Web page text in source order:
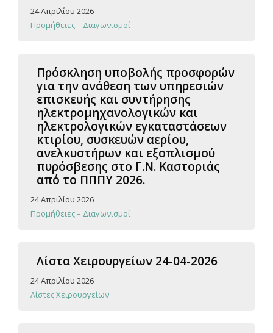
24 Απριλίου 2026
Προμήθειες – Διαγωνισμοί
Πρόσκληση υποβολής προσφορών
για την ανάθεση των υπηρεσιών
επισκευής και συντήρησης
ηλεκτρομηχανολογικών και
ηλεκτρολογικών εγκαταστάσεων
κτιρίου, συσκευών αερίου,
ανελκυστήρων και εξοπλισμού
πυρόσβεσης στο Γ.Ν. Καστοριάς
από το ΠΠΠΥ 2026.
24 Απριλίου 2026
Προμήθειες – Διαγωνισμοί
Λίστα Χειρουργείων 24-04-2026
24 Απριλίου 2026
Λίστες Χειρουργείων